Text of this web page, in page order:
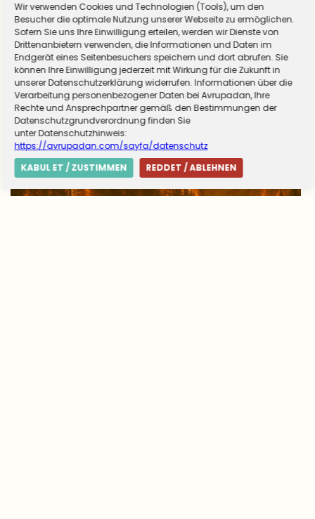
Almanya zorunlu askerliğe hazırlanıyor! Sivil
hizmet için düğmeye basıldı
Wir verwenden Cookies und Technologien (Tools), um den
Besucher die optimale Nutzung unserer Webseite zu ermöglichen.
Sofern Sie uns Ihre Einwilligung erteilen, werden wir Dienste von
Drittenanbietern verwenden, die Informationen und Daten im
Endgerät eines Seitenbesuchers speichern und dort abrufen. Sie
können Ihre Einwilligung jederzeit mit Wirkung für die Zukunft in
unserer Datenschutzerklärung widerrufen. Informationen über die
Verarbeitung personenbezogener Daten bei Avrupadan, Ihre
Rechte und Ansprechpartner gemäß den Bestimmungen der
Datenschutzgrundverordnung finden Sie
unter Datenschutzhinweis:
https://avrupadan.com/sayfa/datenschutz
KABUL ET / ZUSTIMMEN
REDDET / ABLEHNEN